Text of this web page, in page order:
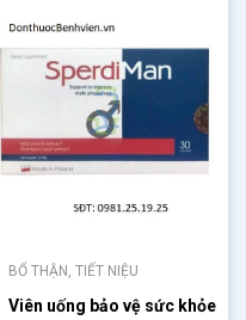
BỔ THẬN, TIẾT NIỆU
Viên uống bảo vệ sức khỏe